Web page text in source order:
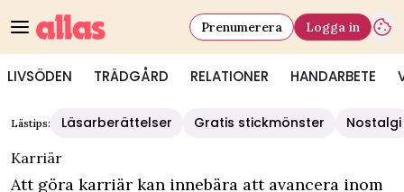
LIVSÖDEN TRÄDGÅRD RELATIONER HANDARBETE
Prenumerera Logga in
Lästips: Läsarberättelser Gratis stickmönster
Nostalgi
Karriär
Att göra karriär kan innebära att avancera inom